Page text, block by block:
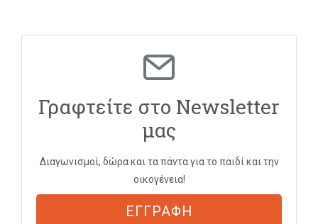
Γραφτείτε στο Newsletter
μας
Διαγωνισμοί, δώρα και τα πάντα για το παιδί και την
οικογένεια!
ΕΓΓΡΑΦΗ